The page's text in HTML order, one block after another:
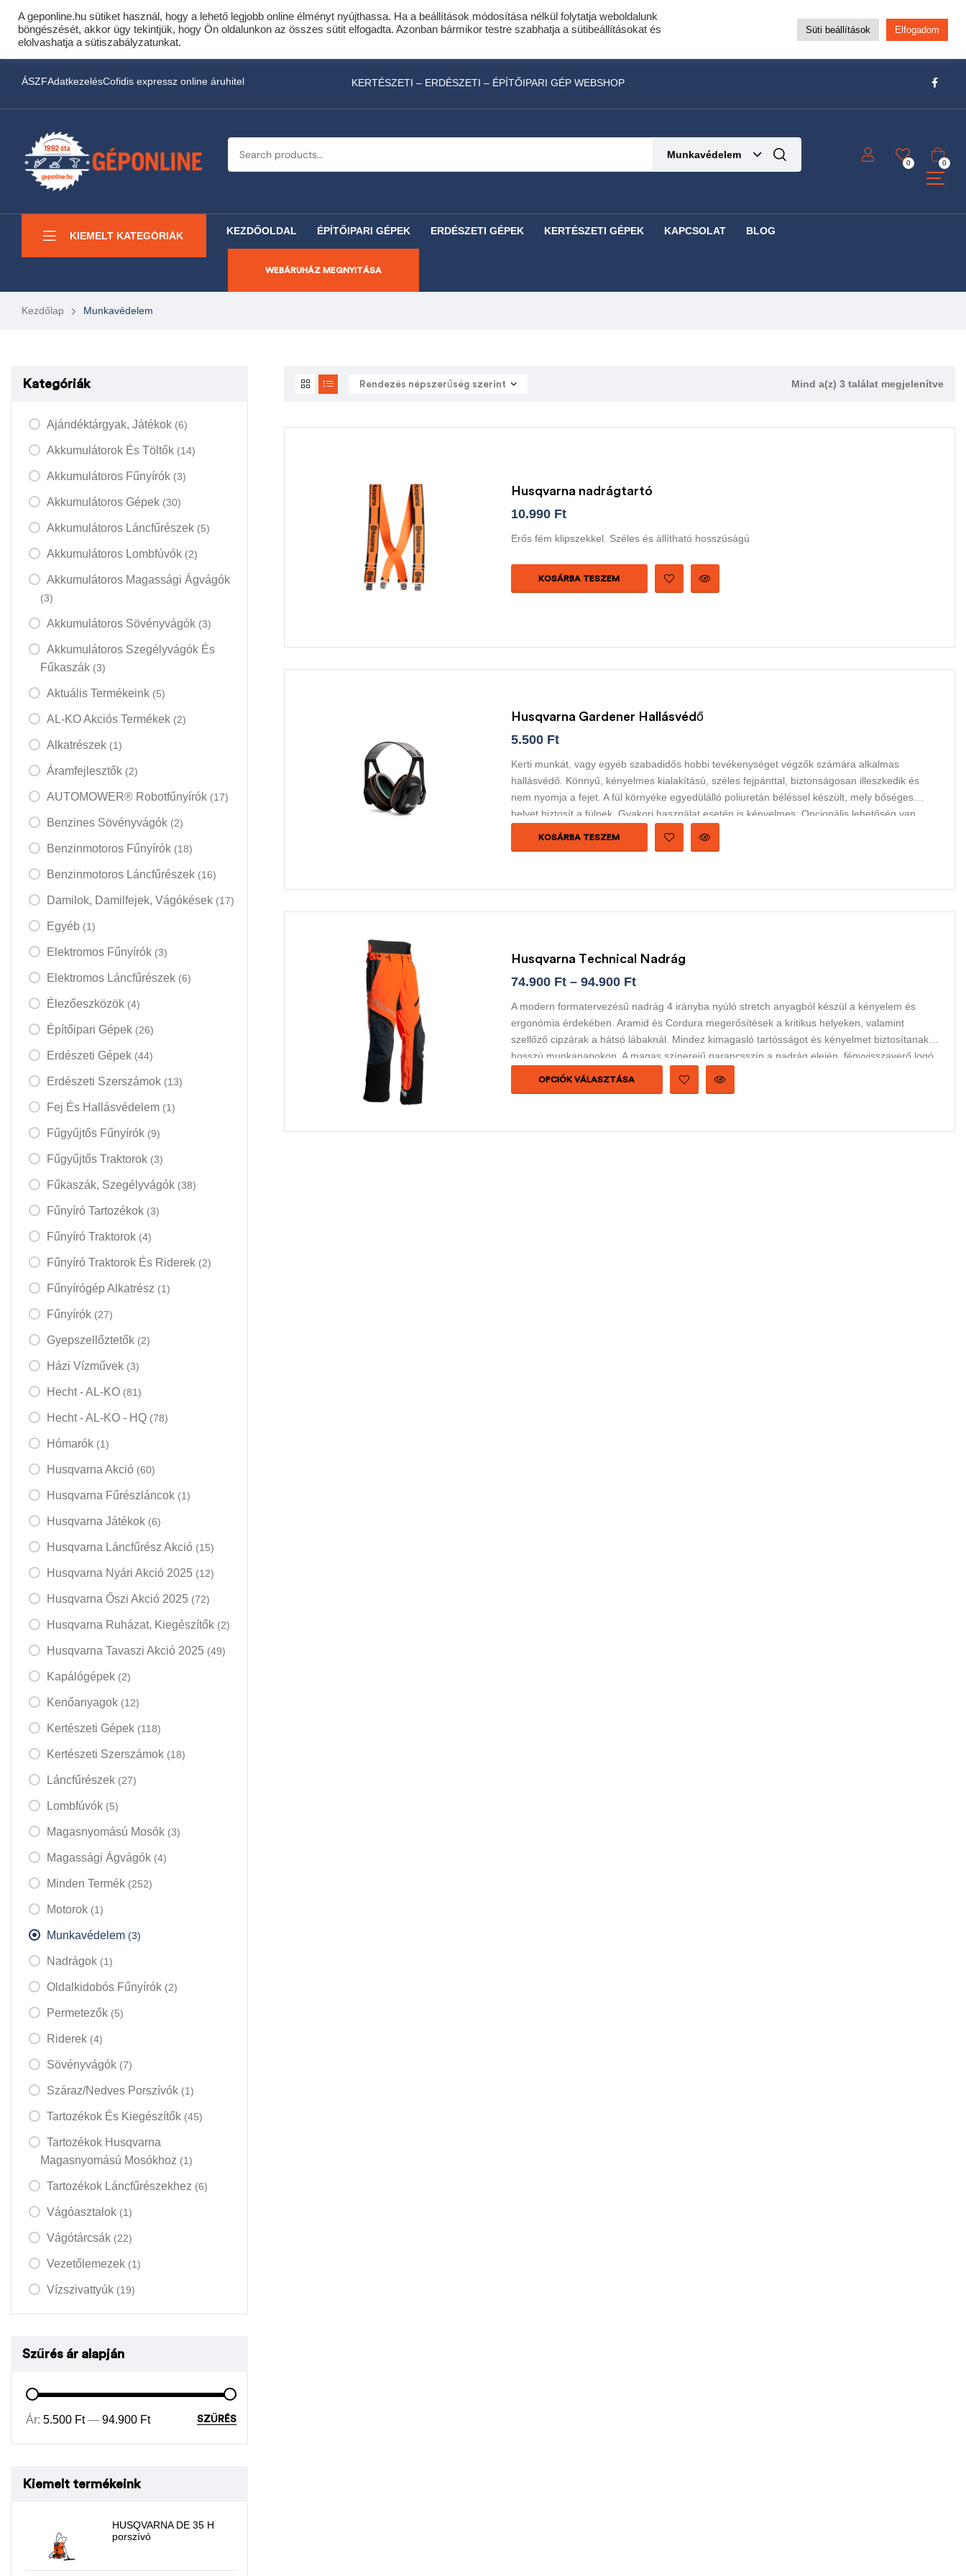
Cofidis expressz online áruhitel 0 % THM-el 10 hónapra!
Most minden akciós HQ láncfűrészhez ajándékba adunk egy fűrészláncot!
Részletek ide kattintva!
ÁSZFAdatkezelésCofidis expressz online áruhitel KERTÉSZETI – ERDÉSZETI – ÉPÍTŐIPARI GÉP WEBSHOP
Munkavédelem
0 0
KIEMELT KATEGÓRIÁK KEZDŐOLDAL ÉPÍTŐIPARI GÉPEK ERDÉSZETI GÉPEK KERTÉSZETI GÉPEK KAPCSOLAT BLOG
WEBÁRUHÁZ MEGNYITÁSA
Kezdőlap Munkavédelem
Mind a(z) 3 találat megjelenítve
Husqvarna nadrágtartó
10.990 Ft
Erős fém klipszekkel. Széles és állítható hosszúságú
KOSÁRBA TESZEM
Husqvarna Gardener Hallásvédő
5.500 Ft
Kerti munkát, vagy egyéb szabadidős hobbi tevékenységet végzők számára alkalmas
hallásvédő. Könnyű, kényelmes kialakítású, széles fejpánttal, biztonságosan illeszkedik és
nem nyomja a fejet. A fül környéke egyedülálló poliuretán béléssel készült, mely bőséges
helyet biztosít a fülnek. Gyakori használat esetén is kényelmes. Opcionális lehetőség van
arcvédő hozzászerelésére is.
KOSÁRBA TESZEM
Husqvarna Technical Nadrág
74.900 Ft – 94.900 Ft
A modern formatervezésű nadrág 4 irányba nyúló stretch anyagból készül a kényelem és
ergonómia érdekében. Aramid és Cordura megerősítések a kritikus helyeken, valamint
szellőző cipzárak a hátsó lábaknál. Mindez kimagasló tartósságot és kényelmet biztosítanak a
hosszú munkanapokon. A magas színerejű narancsszín a nadrág elején, fényvisszaverő logó,
és fényvisszaverő szalagok a hátsó résznél biztosítják a jobb láthatóságot a homályban és
OPCIÓK VÁLASZTÁSA
Kategóriák
Ajándéktárgyak, Játékok (6)
Akkumulátorok És Töltők (14)
Akkumulátoros Fűnyírók (3)
Akkumulátoros Gépek (30)
Akkumulátoros Láncfűrészek (5)
Akkumulátoros Lombfúvók (2)
Akkumulátoros Magassági Ágvágók
(3)
Akkumulátoros Sövényvágók (3)
Akkumulátoros Szegélyvágók És
Fűkaszák (3)
Aktuális Termékeink (5)
AL-KO Akciós Termékek (2)
Alkatrészek (1)
Áramfejlesztők (2)
AUTOMOWER® Robotfűnyírók (17)
Benzines Sövényvágók (2)
Benzinmotoros Fűnyírók (18)
Benzinmotoros Láncfűrészek (16)
Damilok, Damilfejek, Vágókések (17)
Egyéb (1)
Elektromos Fűnyírók (3)
Elektromos Láncfűrészek (6)
Élezőeszközök (4)
Építőipari Gépek (26)
Erdészeti Gépek (44)
Erdészeti Szerszámok (13)
Fej És Hallásvédelem (1)
Fűgyűjtős Fűnyírók (9)
Fűgyűjtős Traktorok (3)
Fűkaszák, Szegélyvágók (38)
Fűnyíró Tartozékok (3)
Fűnyíró Traktorok (4)
Fűnyíró Traktorok És Riderek (2)
Fűnyírógép Alkatrész (1)
Fűnyírók (27)
Gyepszellőztetők (2)
Házi Vízművek (3)
Hecht - AL-KO (81)
Hecht - AL-KO - HQ (78)
Hómarók (1)
Husqvarna Akció (60)
Husqvarna Fűrészláncok (1)
Husqvarna Játékok (6)
Husqvarna Láncfűrész Akció (15)
Husqvarna Nyári Akció 2025 (12)
Husqvarna Őszi Akció 2025 (72)
Husqvarna Ruházat, Kiegészítők (2)
Husqvarna Tavaszi Akció 2025 (49)
Kapálógépek (2)
Kenőanyagok (12)
Kertészeti Gépek (118)
Kertészeti Szerszámok (18)
Láncfűrészek (27)
Lombfúvók (5)
Magasnyomású Mosók (3)
Magassági Ágvágók (4)
Minden Termék (252)
Motorok (1)
Munkavédelem (3)
Nadrágok (1)
Oldalkidobós Fűnyírók (2)
Permetezők (5)
Riderek (4)
Sövényvágók (7)
Száraz/nedves Porszívók (1)
Tartozékok És Kiegészítők (45)
Tartozékok Husqvarna
Magasnyomású Mosókhoz (1)
Tartozékok Láncfűrészekhez (6)
Vágóasztalok (1)
Vágótárcsák (22)
Vezetőlemezek (1)
Vízszivattyúk (19)
Szűrés ár alapján
SZŰRÉS
Ár: 5.500 Ft— 94.900 Ft
Kiemelt termékeink
HUSQVARNA DE 35 H
porszívó
A geponline.hu sütiket használ, hogy a lehető legjobb online élményt nyújthassa. Ha a beállítások módosítása nélkül folytatja weboldalunk
böngészését, akkor úgy tekintjük, hogy Ön oldalunkon az összes sütit elfogadta. Azonban bármikor testre szabhatja a sütibeállításokat és
elolvashatja a sütiszabályzatunkat.
Süti beállítások Elfogadom